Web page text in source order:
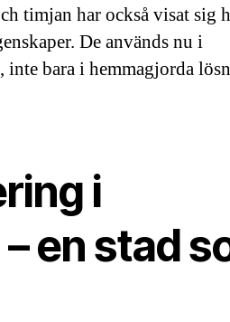
timjan har också visat sig
De används nu i
inte bara i hemmagjorda
i
en stad